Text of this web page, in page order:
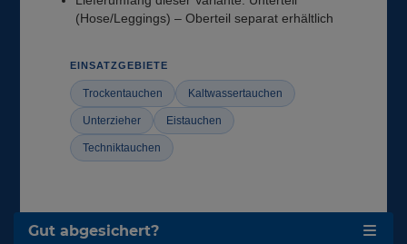
(Hose/Leggings) – Oberteil separat erhältlich
EINSATZGEBIETE
Trockentauchen Kaltwassertauchen
Unterzieher Eistauchen
Techniktauchen
Gut abgesichert?